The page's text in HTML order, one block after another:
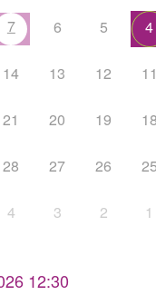
4
5
6
7
11
12
13
14
18
19
20
21
25
26
27
28
1
2
3
4
12:30